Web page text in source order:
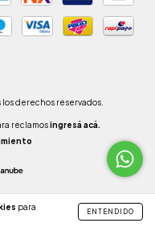
para
ENTENDIDO
derechos reservados.
reclamosingresá acá.